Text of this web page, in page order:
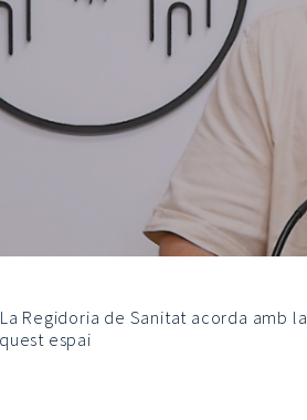
La Regidoria de Sanitat acorda amb
espai